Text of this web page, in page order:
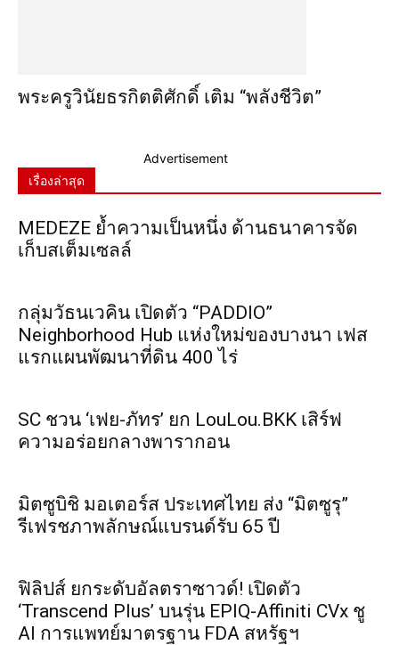
พระครูวินัยธรกิตติศักดิ์ เติม “พลังชีวิต”
Advertisement
เรื่องล่าสุด
MEDEZE ย้ำความเป็นหนึ่ง ด้านธนาคารจัด
เก็บสเต็มเซลล์
กลุ่มวัธนเวคิน เปิดตัว “PADDIO”
Neighborhood Hub แห่งใหม่ของบางนา เฟส
แรกแผนพัฒนาที่ดิน 400 ไร่
SC ชวน ‘เฟย-ภัทร’ ยก LouLou.BKK เสิร์ฟ
ความอร่อยกลางพารากอน
มิตซูบิชิ มอเตอร์ส ประเทศไทย ส่ง “มิตซูรุ”
รีเฟรชภาพลักษณ์แบรนด์รับ 65 ปี
ฟิลิปส์ ยกระดับอัลตราซาวด์! เปิดตัว
‘Transcend Plus’ บนรุ่น EPIQ-Affiniti CVx ชู
AI การแพทย์มาตรฐาน FDA สหรัฐฯ